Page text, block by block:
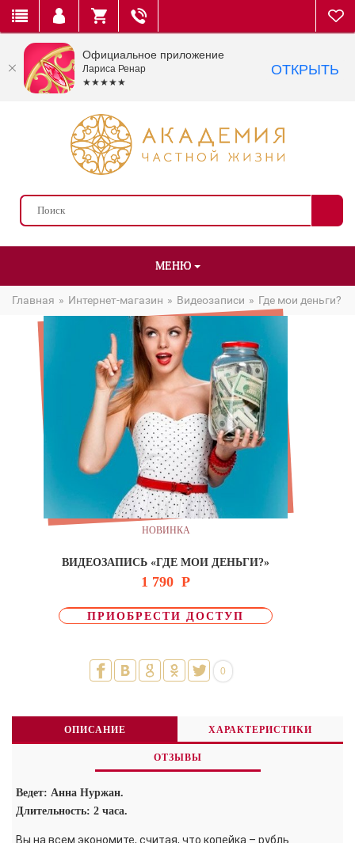
МЕНЮ
Главная Интернет-магазин Видеозаписи Где мои деньги?
НОВИНКА
ВИДЕОЗАПИСЬ «ГДЕ МОИ ДЕНЬГИ?»
1 790 Р
ПРИОБРЕСТИ ДОСТУП
0
ОПИСАНИЕ ХАРАКТЕРИСТИКИ
ОТЗЫВЫ
Ведет: Анна Нуржан.
Длительность: 2 часа.
Вы на всем экономите, считая, что копейка – рубль
Официальное приложение
Лариса Ренар
★★★★★
ОТКРЫТЬ